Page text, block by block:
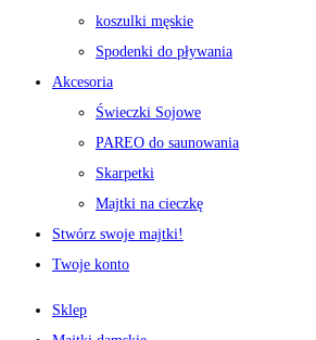
koszulki męskie
Spodenki do pływania
Akcesoria
Świeczki Sojowe
PAREO do saunowania
Skarpetki
Majtki na cieczkę
Stwórz swoje majtki!
Twoje konto
Sklep